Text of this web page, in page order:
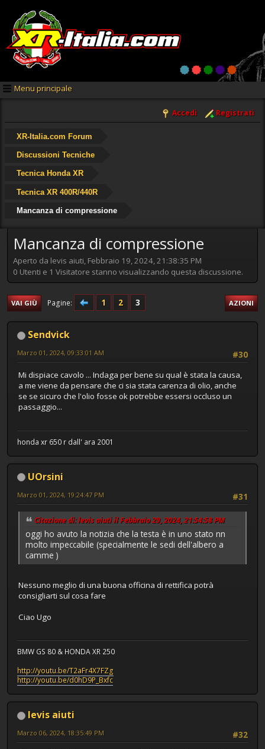
Menu principale
Accedi Registrati
XR-Italia.com Forum
Discussioni Tecniche
Tecnica Honda XR
Tecnica XR 400R/440R
Mancanza di compressione
Mancanza di compressione
Aperto da levis aiuti, Febbraio 19, 2024, 21:38:35 PM
0 Utenti e 1 Visitatore stanno visualizzando questa discussione.
VAI GIÙ Pagine 1 2 3 AZIONI
Sendvick
#30
Marzo 01, 2024, 09:33:01 AM
Mi dispiace cavolo ... Indaga per bene su qual è stata la causa,
a me viene da pensare che ci sia stata carenza di olio, anche
se se sicuro che l'olio fosse ok potrebbe essersi occluso un
passaggio...
honda xr 650 r dall' ara 2001
UOrsini
#31
Marzo 01, 2024, 19:24:47 PM
Citazione di: levis aiuti il Febbraio 29, 2024, 21:54:58 PM
oggi ho avuto la notizia che la testa è in uno stato nn
molto impeccabile (specialmente le sedi dell'albero a
camme )
Nessuno meglio di una buona officina di rettifica potrà
consigliarti sul cosa fare
Ciao Ugo
BMW GS 80 & HONDA XR 250
http://youtu.be/T2aFr4X7FZg
http://youtu.be/d0hD9P_Bxfc
levis aiuti
#32
Marzo 06, 2024, 18:35:49 PM